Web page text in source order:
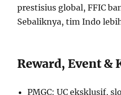
prestisius global, FFIC
Sebaliknya, tim Indo
Reward, Event &
PMGC: UC eksklusif,